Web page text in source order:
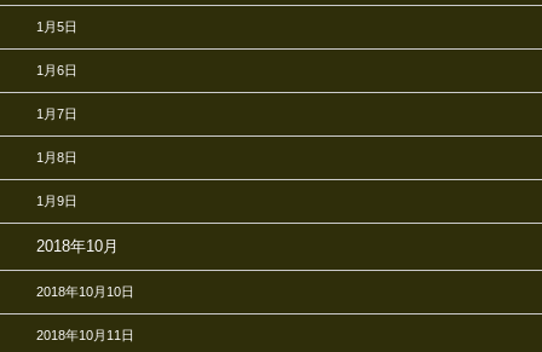
1月5日
1月6日
1月7日
1月8日
1月9日
2018年10月
2018年10月10日
2018年10月11日